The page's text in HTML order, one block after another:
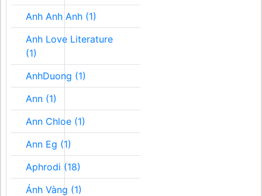
Anh Anh Anh (1)
Anh Love Literature
(1)
AnhDuong (1)
Ann (1)
Ann Chloe (1)
Ann Eg (1)
Aphrodi (18)
Ánh Vàng (1)